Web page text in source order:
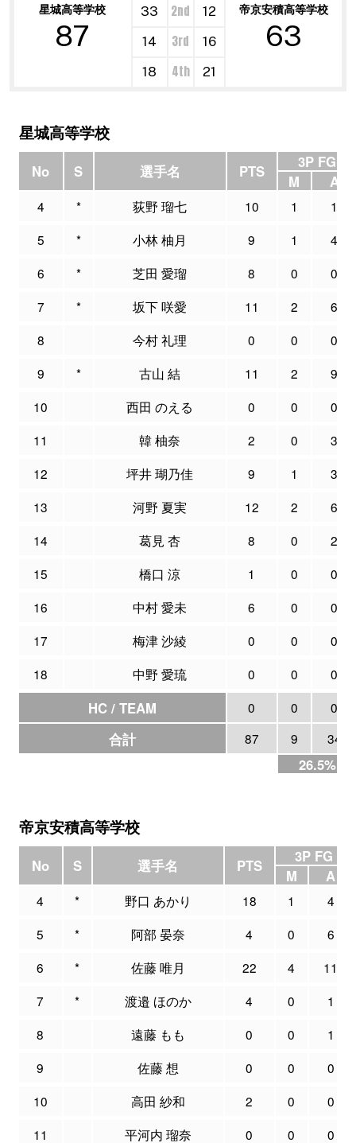
星城高等学校
87
帝京安積高等学校
63
33 2nd
12
14
3rd
16
18
4th 21
星城高等学校
No S 選手名 PTS
3P FG
M
A
4 * 荻野 瑠七 10 1
1
5
* 小林 柚月 9 1
4
6
* 芝田 愛瑠 8 0
0
7
* 坂下 咲愛 11 2
6
8
今村 礼理 0 0
0
9
* 古山 結 11 2
9
10
西田 のえる 0 0
0
11
韓 柚奈 2 0
3
12
坪井 瑚乃佳 9 1
3
13
河野 夏実 12 2
6
14
葛見 杏 8 0
2
15
橋口 涼 1 0
0
16
中村 愛未 6 0
0
17
梅津 沙綾 0 0
0
18
中野 愛琉 0 0 0
HC / TEAM 0 0 0
合計 87 9 34
26.5%
帝京安積高等学校
No S 選手名 PTS
3P FG
M
A
4 * 野口 あかり 18 1
4
5
* 阿部 晏奈 4 0
6
6
* 佐藤 唯月 22 4
11
7
* 渡邉 ほのか 4 0
1
8
遠藤 もも 0 0
1
9
佐藤 想 0 0
0
10
高田 紗和 2 0
0
11
平河内 瑠奈 0 0 0